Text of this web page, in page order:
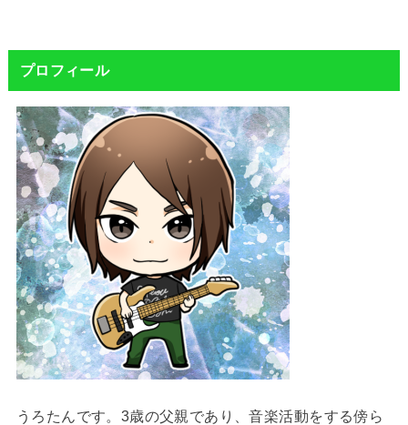
プロフィール
うろたんです。3歳の父親であり、音楽活動をする傍ら